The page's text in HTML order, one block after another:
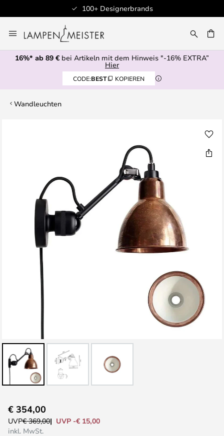
100+ Designerbrands
Inhalt
springen
16%* ab 89 € bei Artikeln mit dem Hinweis "-16% EXTRA”
Hier
CODE:BEST KOPIEREN
Wandleuchten
Anfang
der
€ 354,00
UVP€ 369,00
UVP -€ 15,00
inkl. MwSt.